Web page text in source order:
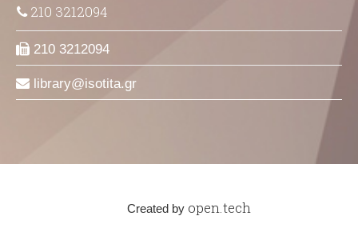
210 3212094
210 3212094
library isotita gr
Created by open.tech